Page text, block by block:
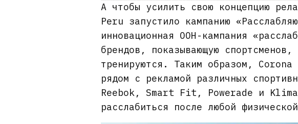
А чтобы усилить свою концепцию
Peru запустило кампанию
инновационная OOH-кампания
брендов, показывающую спортсменов,
тренируются. Таким образом, Corona
рядом с рекламой различных
Reebok, Smart Fit, Powerade и
расслабиться после любой